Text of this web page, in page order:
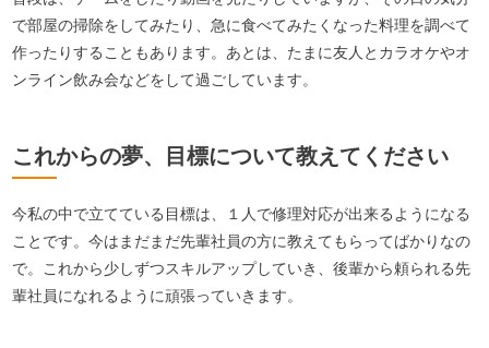
で部屋の掃除をしてみたり、急に食べてみたくなった料理を調べて
作ったりすることもあります。あとは、たまに友人とカラオケやオ
ンライン飲み会などをして過ごしています。
これからの夢、目標について教えてください
今私の中で立てている目標は、１人で修理対応が出来るようになる
ことです。今はまだまだ先輩社員の方に教えてもらってばかりなの
で。これから少しずつスキルアップしていき、後輩から頼られる先
輩社員になれるように頑張っていきます。